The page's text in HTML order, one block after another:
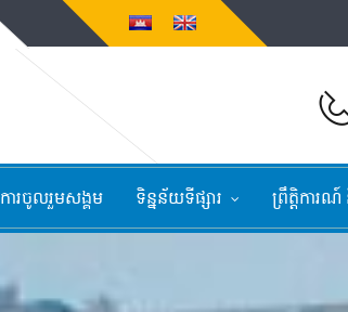
ការចូលរួមសង្គម ទិន្នន័យទីផ្សារ ព្រឹត្តិការ